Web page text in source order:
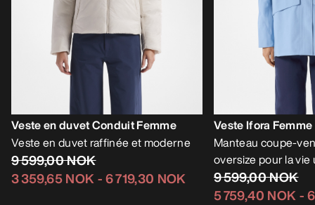
Veste en duvet Conduit Femme
Veste en duvet raffinée et moderne
9 599,00 NOK
3 359,65 NOK-6 719,30 NOK
Veste Ifora Femme
Manteau coupe-
oversize pour la vie
9 599,00 NOK
5 759,40 NOK-